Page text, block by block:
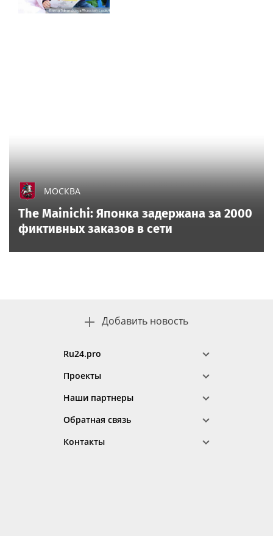
МОСКВА
The Mainichi: Японка задержана за 2000
фиктивных заказов в сети
Добавить новость
Ru24.pro
Проекты
Наши партнеры
Обратная связь
Контакты